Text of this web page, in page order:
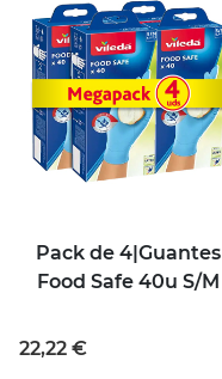
Pack de 4|Guantes
Food Safe 40u S/M
22,22 €